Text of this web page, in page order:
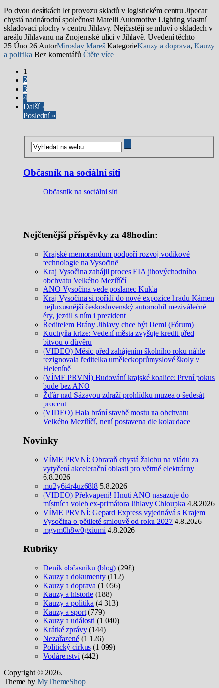
Po dvou desítkách let provozu skladů v logistickém centru Jipocar
chystá nadnárodní společnost Marelli Automotive Lighting vlastní
skladovací plochy v centru Jihlavy. Nejčastěji se mluví o skladech v
areálu Jihlavanu na Znojemské ulici v Jihlavě. Uvedení těchto
25 Úno 26 AutorMiroslav Mareš KategorieKauzy a doprava, Kauzy
a politika Bez komentářů Čtěte více
1
2
3
4
Další ›
Poslední »
Občasník na sociální síti
Občasník na sociální síti
Nejčtenější příspěvky za 48hodin:
Krajské memorandum podpoří rozvoj vodíkové
technologie na Vysočině
Kraj Vysočina zahájil proces EIA jihovýchodního
obchvatu Velkého Meziříčí
ANO Vysočina vede poslanec Kukla
Kraj Vysočina si pořídí do nové expozice hradu Kámen
nejluxusnější československý automobil meziválečné
éry, jezdil s ním i prezident
Ředitelem Brány Jihlavy chce být Deml (Fórum)
Kuchyňa krize: Vedení města zvyšuje kredit před
bitvou o důvěru
(VIDEO) Měsíc před zahájením školního roku náhle
rezignovala ředitelka uměleckoprůmyslové školy v
Heleníně
(VÍME PRVNÍ) Budování krajské koalice: První pokus
bude bez ANO
Žďár nad Sázavou zdraží prohlídku muzea o šedesát
procent
(VIDEO) Hala brání stavbě mostu na obchvatu
Velkého Meziříčí, není postavena dle kolaudace
Novinky
VÍME PRVNÍ: Obrataň chystá žalobu na vládu za
vytyčení akcelerační oblasti pro větrné elektrárny
6.8.2026
mu2y6i4r4uz68l8 5.8.2026
(VIDEO) Překvapení! Hnutí ANO nasazuje do
místních voleb ex-primátora Jihlavy Chloupka 4.8.2026
VÍME PRVNÍ: Gepard Express vyjednává s Krajem
Vysočina o pětileté smlouvě od roku 2027 4.8.2026
mgvm0h8w0gxiumi 4.8.2026
Rubriky
Deník občasníku (blog) (298)
Kauzy a dokumenty (112)
Kauzy a doprava (1 056)
Kauzy a historie (188)
Kauzy a politika (4 313)
Kauzy a sport (779)
Kauzy a události (1 040)
Krátké zprávy (144)
Nezařazené (1 126)
Politický cirkus (1 099)
Vodárenství(442)
Copyright © 2026.
Theme by MyThemeShop